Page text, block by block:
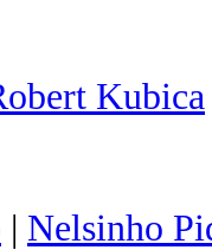
Kubica
| Nelsinho